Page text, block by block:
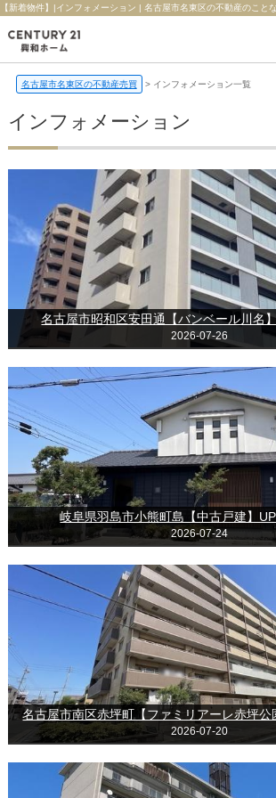
【新着物件】|インフォメーション | 名古屋市名東区の不動産のこと
名古屋市名東区の不動産売買 > インフォメーション一覧
インフォメーション
名古屋市昭和区安田通【バンベール川名
2026-07-26
岐阜県羽島市小熊町島【中古戸建】UP
2026-07-24
名古屋市南区赤坪町【ファミリアーレ赤坪
2026-07-20